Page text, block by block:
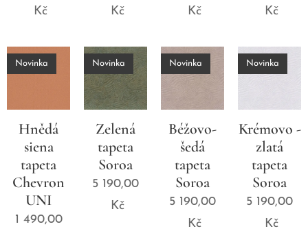
Kč
Kč
Kč
Kč
Hnědá
siena
tapeta
Chevron
UNI
Novinka
1 490,00
Zelená
tapeta
Soroa
Novinka
5 190,00
Kč
Béžovo-
šedá
tapeta
Soroa
Novinka
5 190,00
Kč
Krémovo -
zlatá
tapeta
Soroa
Novinka
5 190,00
Kč